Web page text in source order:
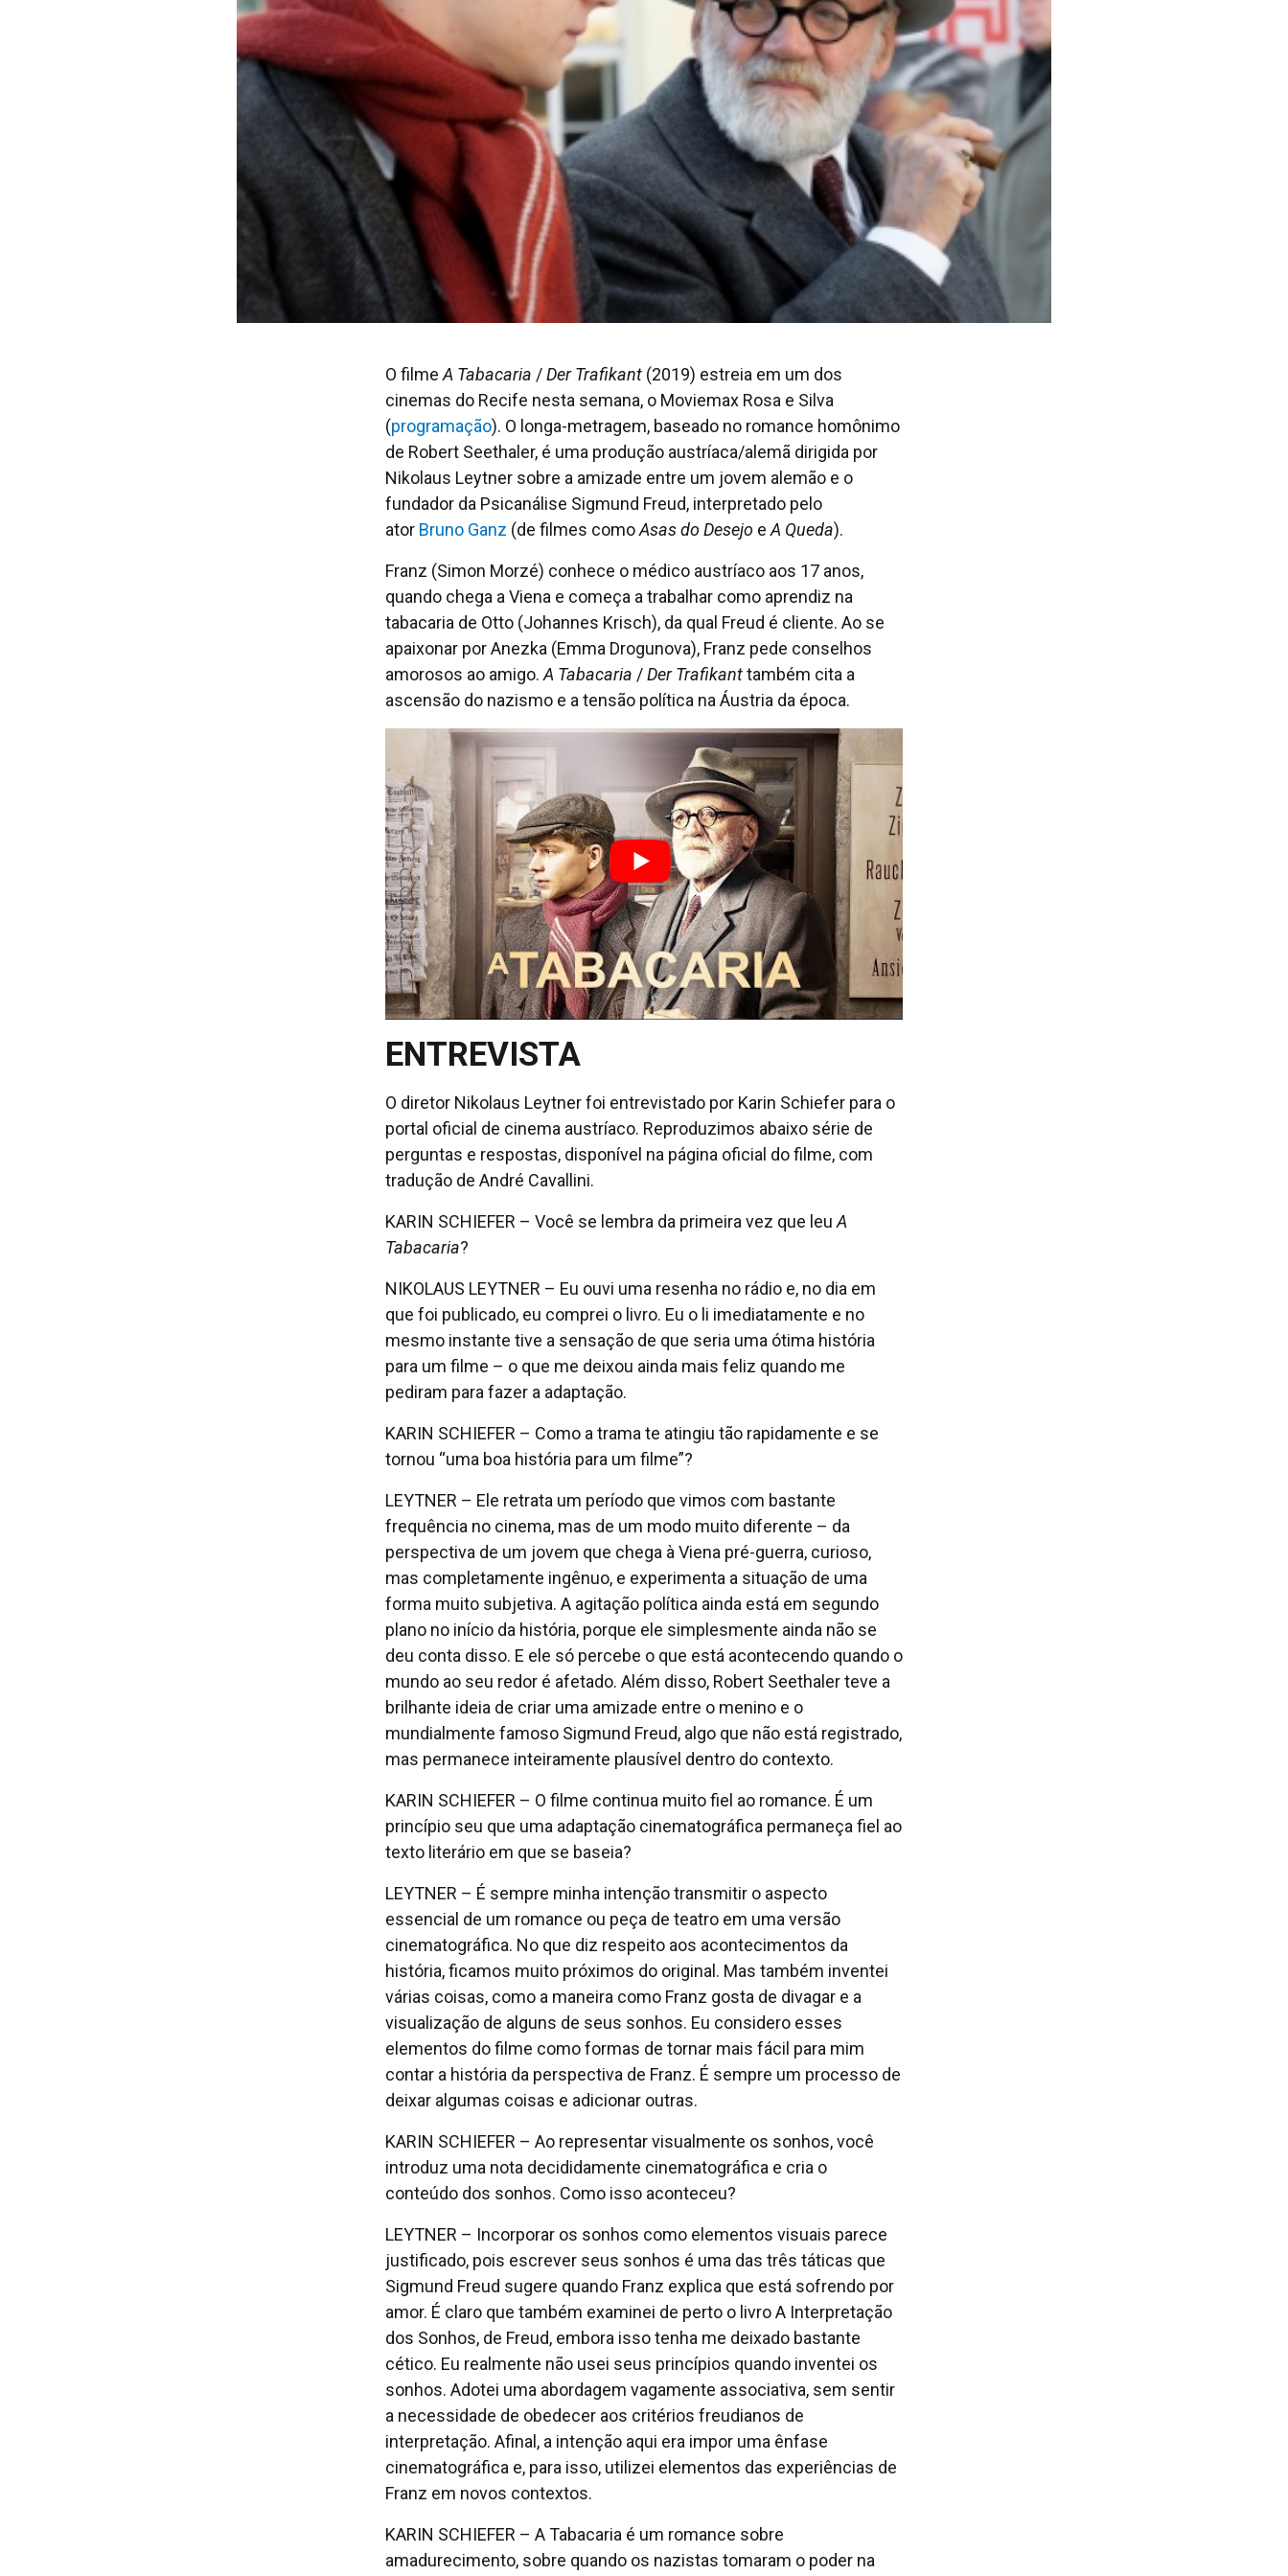
O filme A Tabacaria /Der Trafikant (2019) estreia em um dos
cinemas do Recife nesta semana, o Moviemax Rosa e Silva
(programação). O longa-metragem, baseado no romance homônimo
de Robert Seethaler, é uma produção austríaca/alemã dirigida por
Nikolaus Leytner sobre a amizade entre um jovem alemão e o
fundador da Psicanálise Sigmund Freud, interpretado pelo
ator Bruno Ganz (de filmes comoAsas do Desejo e A Queda).
Franz (Simon Morzé) conhece o médico austríaco aos 17 anos,
quando chega a Viena e começa a trabalhar como aprendiz na
tabacaria de Otto (Johannes Krisch), da qual Freud é cliente. Ao se
apaixonar por Anezka (Emma Drogunova), Franz pede conselhos
amorosos ao amigo. A Tabacaria /Der Trafikanttambém cita a
ascensão do nazismo e a tensão política na Áustria da época.
ENTREVISTA
O diretor Nikolaus Leytner foi entrevistado por Karin Schiefer para o
portal oficial de cinema austríaco. Reproduzimos abaixo série de
perguntas e respostas, disponível na página oficial do filme, com
tradução de André Cavallini.
KARIN SCHIEFER – Você se lembra da primeira vez que leu A
Tabacaria?
NIKOLAUS LEYTNER – Eu ouvi uma resenha no rádio e, no dia em
que foi publicado, eu comprei o livro. Eu o li imediatamente e no
mesmo instante tive a sensação de que seria uma ótima história
para um filme – o que me deixou ainda mais feliz quando me
pediram para fazer a adaptação.
KARIN SCHIEFER – Como a trama te atingiu tão rapidamente e se
tornou “uma boa história para um filme”?
LEYTNER – Ele retrata um período que vimos com bastante
frequência no cinema, mas de um modo muito diferente – da
perspectiva de um jovem que chega à Viena pré-guerra, curioso,
mas completamente ingênuo, e experimenta a situação de uma
forma muito subjetiva. A agitação política ainda está em segundo
plano no início da história, porque ele simplesmente ainda não se
deu conta disso. E ele só percebe o que está acontecendo quando o
mundo ao seu redor é afetado. Além disso, Robert Seethaler teve a
brilhante ideia de criar uma amizade entre o menino e o
mundialmente famoso Sigmund Freud, algo que não está registrado,
mas permanece inteiramente plausível dentro do contexto.
KARIN SCHIEFER – O filme continua muito fiel ao romance. É um
princípio seu que uma adaptação cinematográfica permaneça fiel ao
texto literário em que se baseia?
LEYTNER – É sempre minha intenção transmitir o aspecto
essencial de um romance ou peça de teatro em uma versão
cinematográfica. No que diz respeito aos acontecimentos da
história, ficamos muito próximos do original. Mas também inventei
várias coisas, como a maneira como Franz gosta de divagar e a
visualização de alguns de seus sonhos. Eu considero esses
elementos do filme como formas de tornar mais fácil para mim
contar a história da perspectiva de Franz. É sempre um processo de
deixar algumas coisas e adicionar outras.
KARIN SCHIEFER – Ao representar visualmente os sonhos, você
introduz uma nota decididamente cinematográfica e cria o
conteúdo dos sonhos. Como isso aconteceu?
LEYTNER – Incorporar os sonhos como elementos visuais parece
justificado, pois escrever seus sonhos é uma das três táticas que
Sigmund Freud sugere quando Franz explica que está sofrendo por
amor. É claro que também examinei de perto o livro A Interpretação
dos Sonhos, de Freud, embora isso tenha me deixado bastante
cético. Eu realmente não usei seus princípios quando inventei os
sonhos. Adotei uma abordagem vagamente associativa, sem sentir
a necessidade de obedecer aos critérios freudianos de
interpretação. Afinal, a intenção aqui era impor uma ênfase
cinematográfica e, para isso, utilizei elementos das experiências de
Franz em novos contextos.
KARIN SCHIEFER – A Tabacaria é um romance sobre
amadurecimento, sobre quando os nazistas tomaram o poder na